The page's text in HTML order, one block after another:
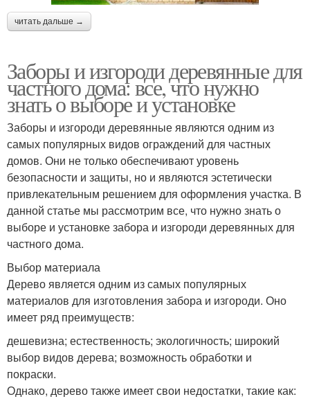
читать дальше →
Заборы и изгороди деревянные для
частного дома: все, что нужно
знать о выборе и установке
Заборы и изгороди деревянные являются одним из
самых популярных видов ограждений для частных
домов. Они не только обеспечивают уровень
безопасности и защиты, но и являются эстетически
привлекательным решением для оформления участка. В
данной статье мы рассмотрим все, что нужно знать о
выборе и установке забора и изгороди деревянных для
частного дома.
Выбор материала
Дерево является одним из самых популярных
материалов для изготовления забора и изгороди. Оно
имеет ряд преимуществ:
дешевизна; естественность; экологичность; широкий
выбор видов дерева; возможность обработки и
покраски.
Однако, дерево также имеет свои недостатки, такие как: